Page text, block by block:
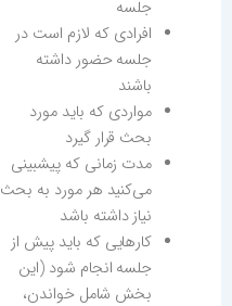
جلسه
افرادی که لازم است در
جلسه حضور داشته
باشند
مواردی که باید مورد
بحث قرار گیرد
مدت زمانی که پیشبینی
می‌کنید هر مورد به بحث
نیاز داشته باشد
کارهایی که باید پیش از
جلسه انجام شود (این
بخش شامل خواندن،